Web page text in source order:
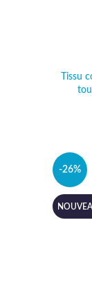
Tissu
-26%